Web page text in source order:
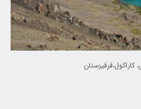
کاراکول،قرقیزستان